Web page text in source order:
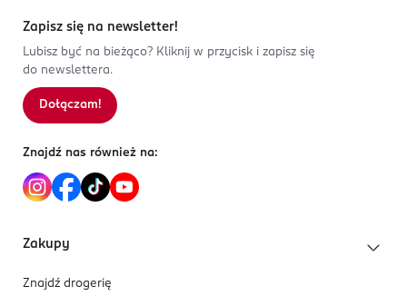
Zapisz się na newsletter!
Lubisz być na bieżąco? Kliknij w przycisk i zapisz się
do newslettera.
Dołączam!
Znajdź nas również na:
Zakupy
Znajdź drogerię